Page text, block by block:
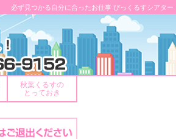
必ず見つかる自分に合ったお仕事 ぴっくるすシアター
秋葉くるすの
とっておき